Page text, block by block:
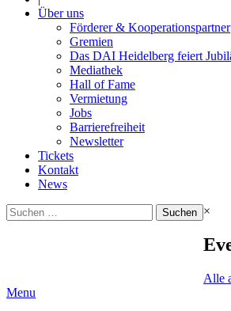
Über uns
Förderer & Kooperationspartner
Gremien
Das DAI Heidelberg feiert
Mediathek
Hall of Fame
Vermietung
Jobs
Barrierefreiheit
Newsletter
Tickets
Kontakt
News
Suchen
nach:
×
Alle
Menu